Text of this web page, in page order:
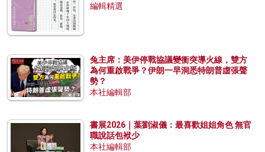
編輯精選
兔主席：美伊停戰協議變衝突導火線，雙方
為何重啟戰爭？伊朗一早洞悉特朗普虛張聲
勢？
本社編輯部
書展2026｜葉劉淑儀：最喜歡姐姐角色 無官
職說話包袱少
本社編輯部